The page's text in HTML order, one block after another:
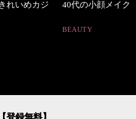
れいめカジ
40代の小顔メイク
BEAUTY
【登録無料】